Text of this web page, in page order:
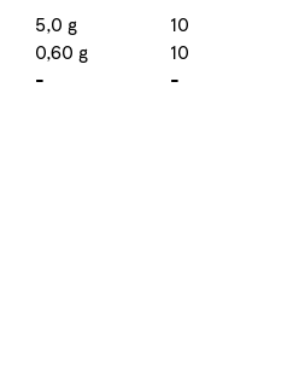
5,0 g
10
0,60 g
10
- -